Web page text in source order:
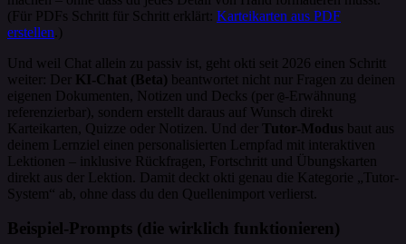
(Für PDFs Schritt für Schritt erklärt: Karteikarten aus PDF
erstellen .)
Und weil Chat allein zu passiv ist, geht okti seit 2026 einen Schritt
weiter: Der KI-Chat (Beta) beantwortet nicht nur Fragen zu deinen
eigenen Dokumenten, Notizen und Decks (per @-Erwähnung
referenzierbar), sondern erstellt daraus auf Wunsch direkt
Karteikarten, Quizze oder Notizen. Und der Tutor-Modus baut aus
deinem Lernziel einen personalisierten Lernpfad mit interaktiven
Lektionen – inklusive Rückfragen, Fortschritt und Übungskarten
direkt aus der Lektion. Damit deckt okti genau die Kategorie „Tutor-
System“ ab, ohne dass du den Quellenimport verlierst.
Beispiel-Prompts (die wirklich funktionieren)